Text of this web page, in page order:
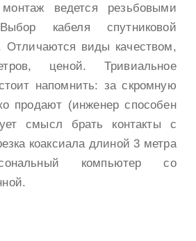
ведется резьбовыми
кабеля спутниковой
Отличаются виды качеством,
ценой. Тривиальное
напомнить: за скромную
продают (инженер способен
смысл брать контакты с
коаксиала длиной 3 метра
компьютер со